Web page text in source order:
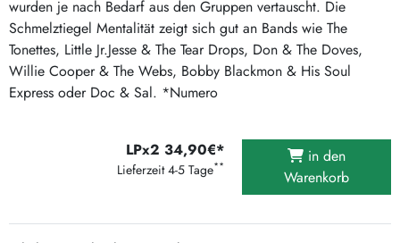
wurden je nach Bedarf aus den Gruppen vertauscht. Die
Schmelztiegel Mentalität zeigt sich gut an Bands wie The
Tonettes, Little Jr.Jesse & The Tear Drops, Don & The Doves,
Willie Cooper & The Webs, Bobby Blackmon & His Soul
Express oder Doc & Sal. *Numero
LPx2 34,90€*
Lieferzeit 4-5 Tage**
in den
Warenkorb